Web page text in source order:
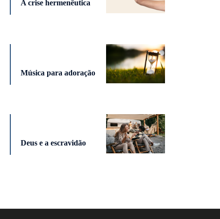
A crise hermenêutica
Música para adoração
Deus e a escravidão